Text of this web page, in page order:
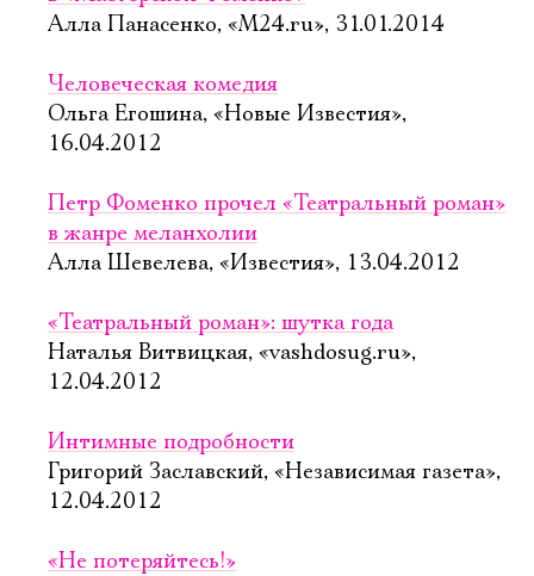
Алла Панасенко, «М24.ru», 31.01.2014
Человеческая комедия
Ольга Егошина, «Новые Известия»,
16.04.2012
Петр Фоменко прочел «Театральный роман»
в жанре меланхолии
Алла Шевелева, «Известия», 13.04.2012
«Театральный роман»: шутка года
Наталья Витвицкая, «vashdosug.ru»,
12.04.2012
Интимные подробности
Григорий Заславский, «Независимая газета»,
12.04.2012
«Не потеряйтесь!»